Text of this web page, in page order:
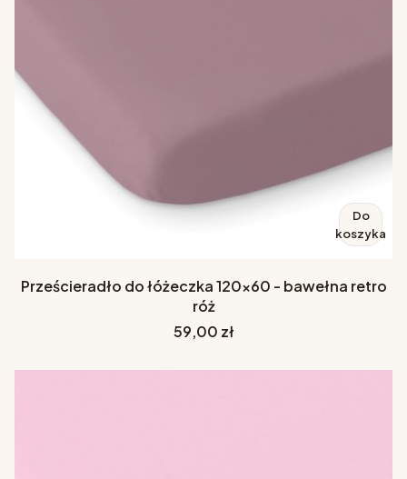
Do
koszyka
Prześcieradło do łóżeczka 120x60 - bawełna retro
róż
Cena
59,00 zł